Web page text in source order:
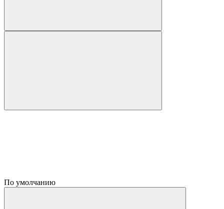
По умолчанию